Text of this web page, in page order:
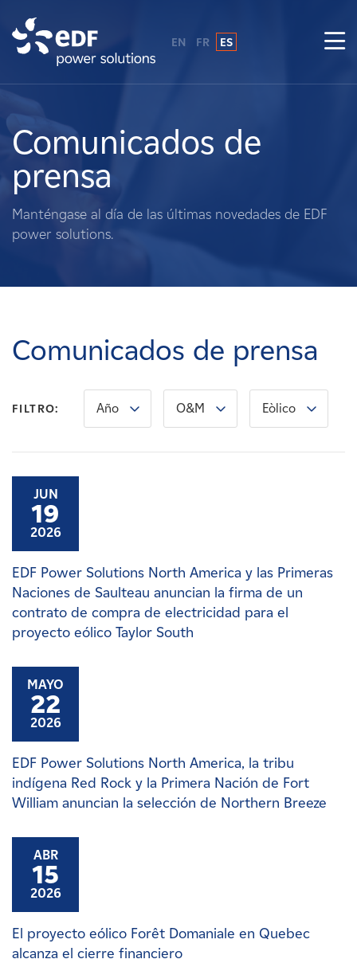
Sobre nosotros
Qué hacemos
Terratenientes
Carreras
Noticias
Afiliados
EN FR ES
Comunicados de
prensa
Manténgase al día de las últimas novedades de EDF
power solutions.
Comunicados de prensa
FILTRO: Año O&M Eòlico
JUN
19
2026
EDF Power Solutions North America y las Primeras
Naciones de Saulteau anuncian la firma de un
contrato de compra de electricidad para el
proyecto eólico Taylor South
MAYO
22
2026
EDF Power Solutions North America, la tribu
indígena Red Rock y la Primera Nación de Fort
William anuncian la selección de Northern Breeze
ABR
15
2026
El proyecto eólico Forêt Domaniale en Quebec
alcanza el cierre financiero